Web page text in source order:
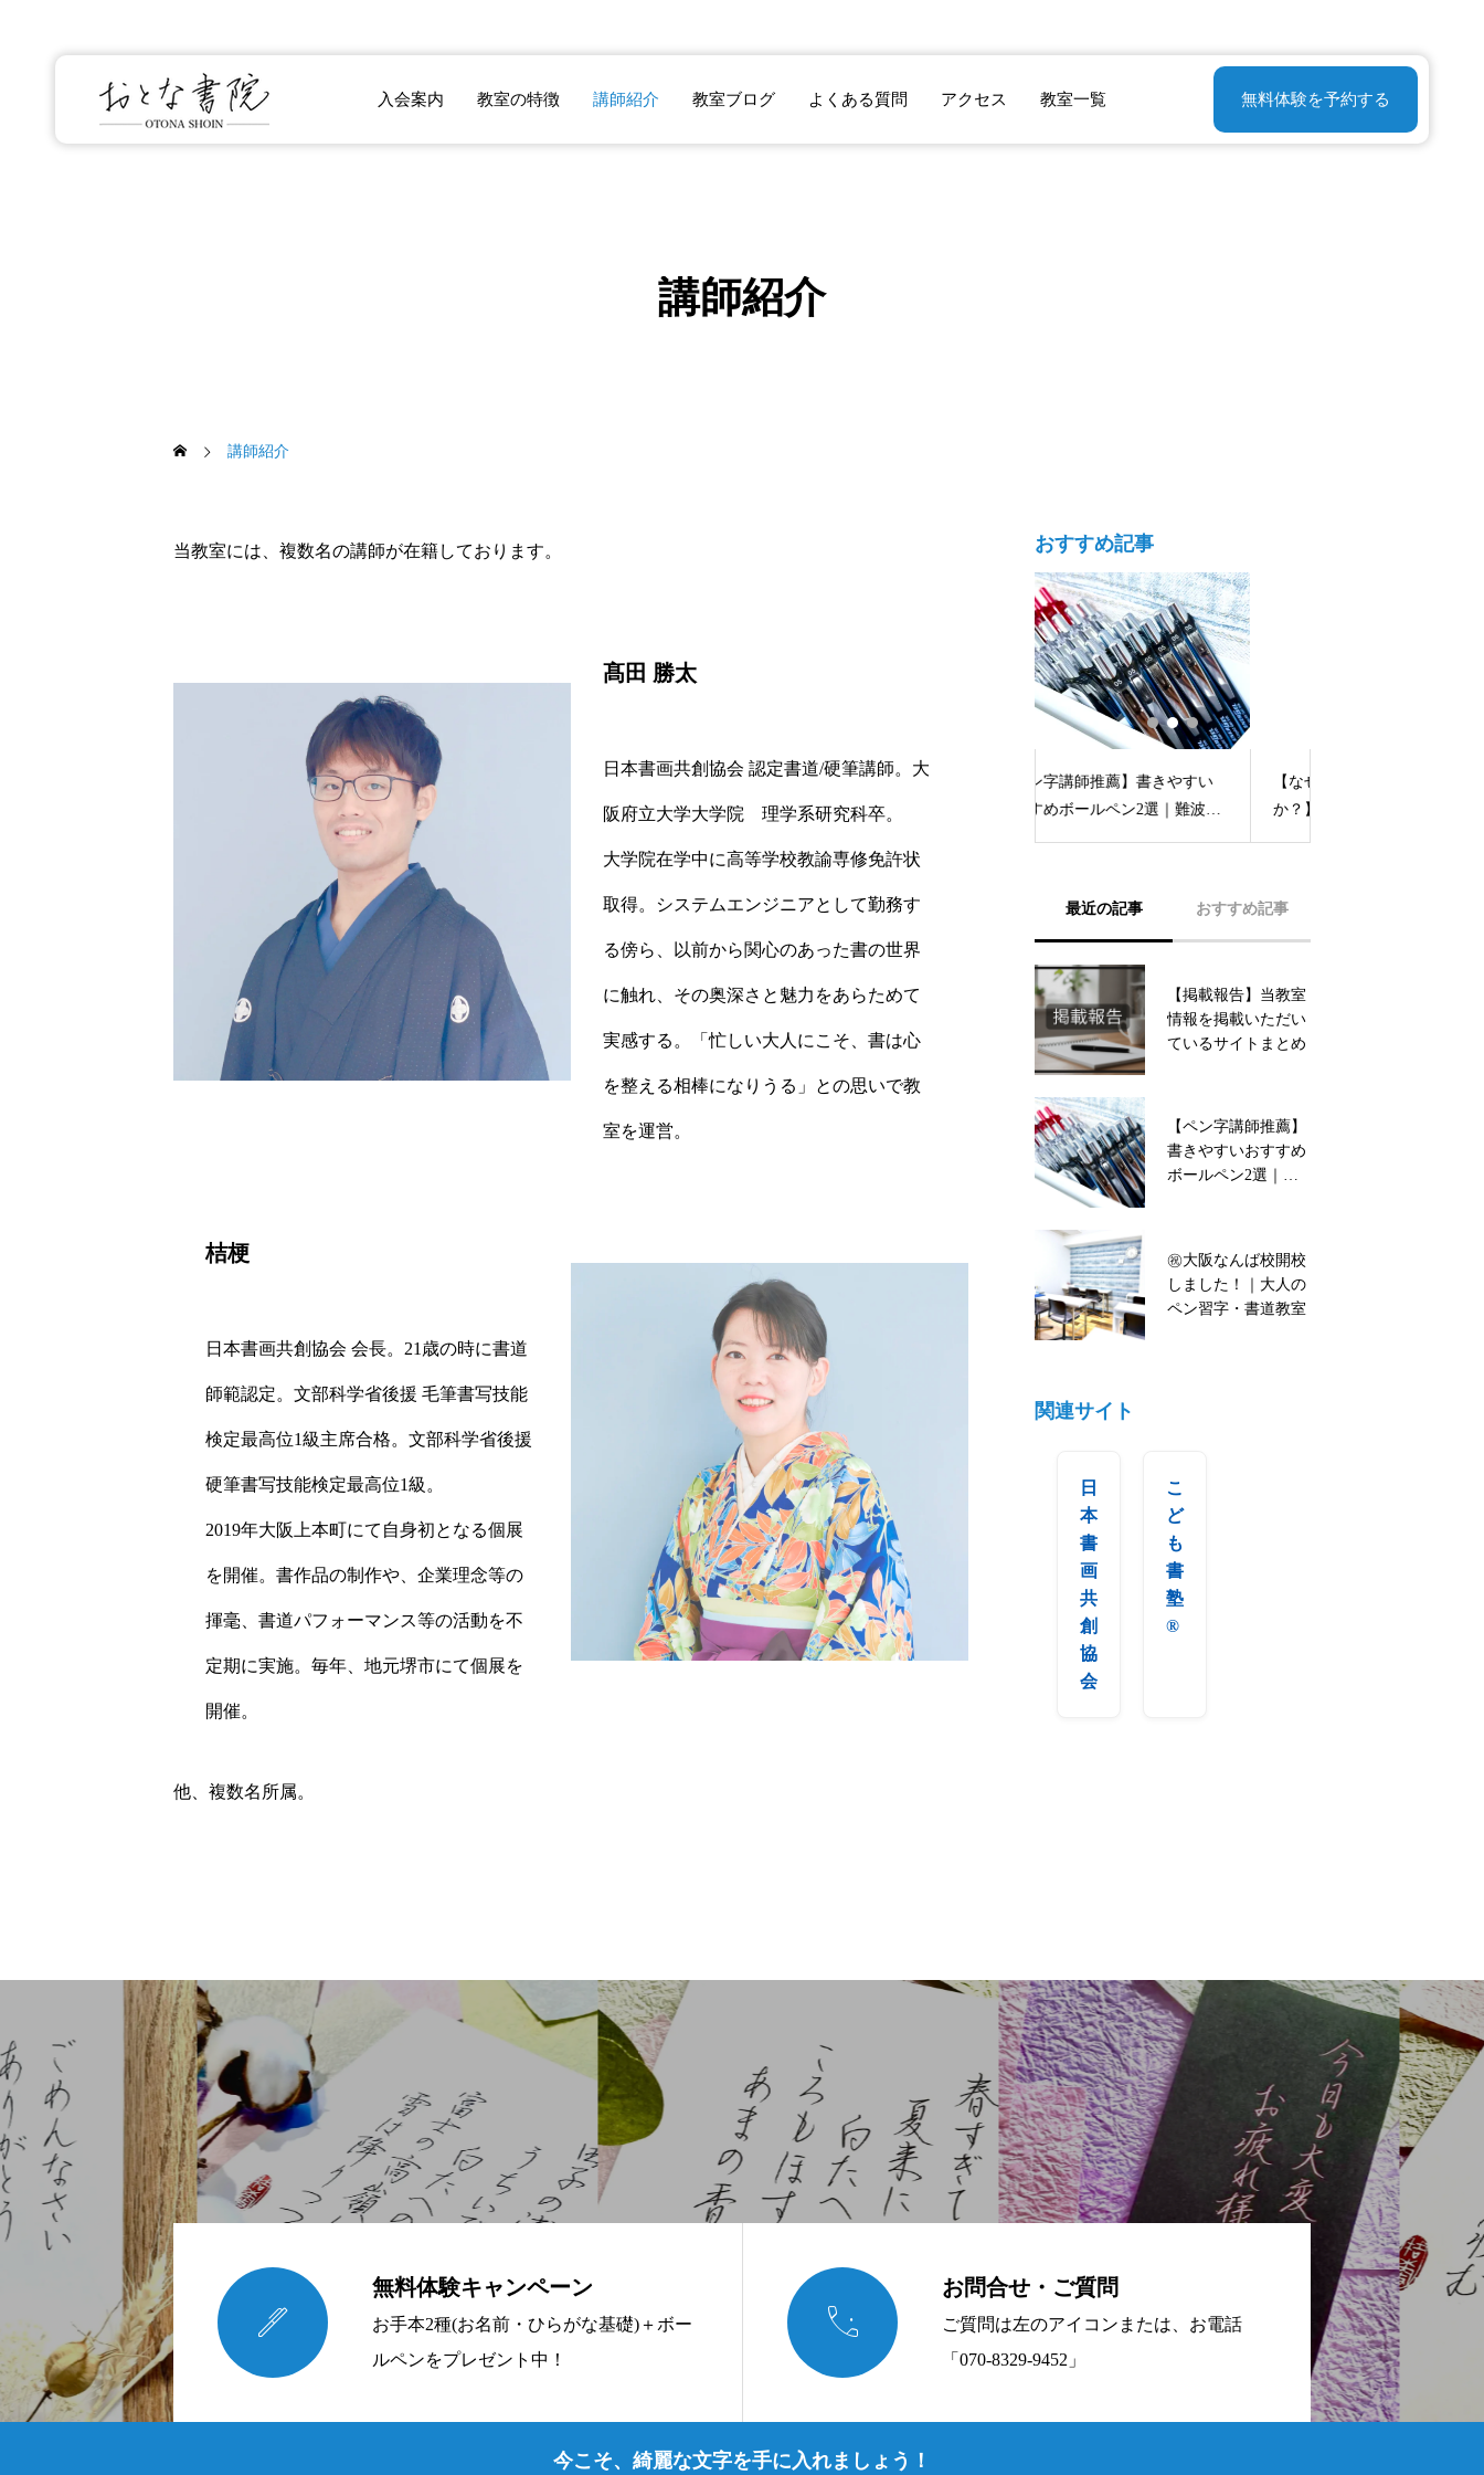
講師紹介
講師紹介
当教室には、複数名の講師が在籍しております。
髙田 勝太
日本書画共創協会 認定書道/硬筆講師。大
阪府立大学大学院 理学系研究科卒。
大学院在学中に高等学校教諭専修免許状
取得。システムエンジニアとして勤務す
る傍ら、以前から関心のあった書の世界
に触れ、その奥深さと魅力をあらためて
実感する。「忙しい大人にこそ、書は心
を整える相棒になりうる」との思いで教
室を運営。
桔梗
日本書画共創協会 会長。21歳の時に書道
師範認定。文部科学省後援 毛筆書写技能
検定最高位1級主席合格。文部科学省後援
硬筆書写技能検定最高位1級。
2019年大阪上本町にて自身初となる個展
を開催。書作品の制作や、企業理念等の
揮毫、書道パフォーマンス等の活動を不
定期に実施。毎年、地元堺市にて個展を
開催。
他、複数名所属。
おすすめ記事
【ペン字講師推薦】書きやすい
おすすめボールペン2選｜難波の
【なぜ独学では上達しづらいの
か？】書道・ペン習字教室で学
最近の記事 おすすめ記事
【掲載報告】当教室
情報を掲載いただい
ているサイトまとめ
【ペン字講師推薦】
書きやすいおすすめ
ボールペン2選｜難
㊗️大阪なんば校開校
しました！｜大人の
ペン習字・書道教室
【教室長の活動紹
介】室生寺に展示い
ただいた書と御守り
【掲載報告】当教室
情報を掲載いただい
ているサイトまとめ
㊗️大阪なんば校開校
しました！｜大人の
ペン習字・書道教室
関連サイト
日
本
書
画
共
創
協
会
こ
ど
も
書
塾
®︎

無料体験キャンペーン
お手本2種(お名前・ひらがな基礎)＋ボー
ルペンをプレゼント中！

お問合せ・ご質問
ご質問は左のアイコンまたは、お電話
「070-8329-9452」
今こそ、綺麗な文字を手に入れましょう！